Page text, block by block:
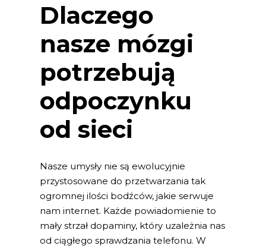
Dlaczego
nasze mózgi
potrzebują
odpoczynku
od sieci
Nasze umysły nie są ewolucyjnie
przystosowane do przetwarzania tak
ogromnej ilości bodźców, jakie serwuje
nam internet. Każde powiadomienie to
mały strzał dopaminy, który uzależnia nas
od ciągłego sprawdzania telefonu. W